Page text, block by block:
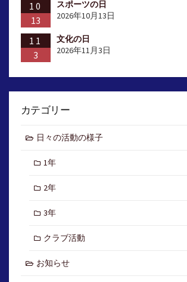
10
13
スポーツの日
2026年10月13日
11
3
文化の日
2026年11月3日
カテゴリー
日々の活動の様子
1年
2年
3年
クラブ活動
お知らせ